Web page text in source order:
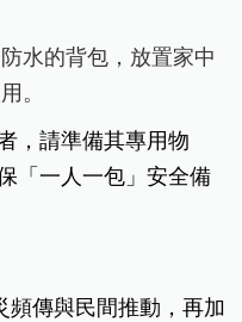
水的背包，放置家中
。
，請準備其專用物
「一人一包」安全備
頻傳與民間推動，再加